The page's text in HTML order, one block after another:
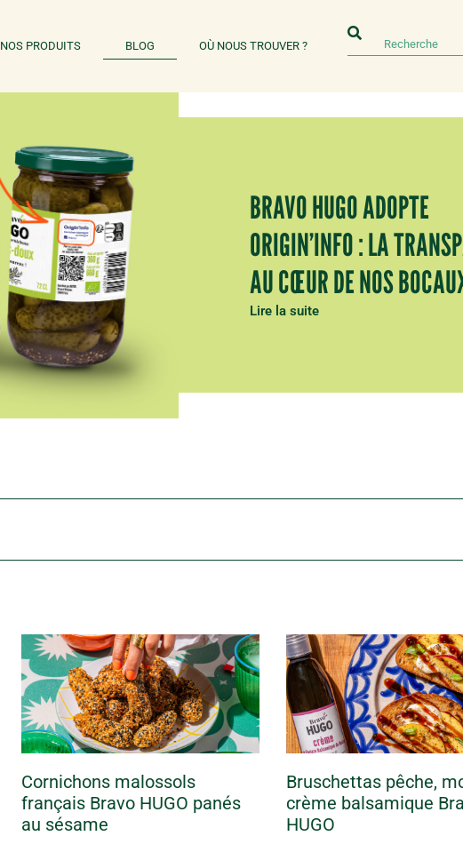
NOS PRODUITS BLOG OÙ NOUS TROUVER ?
BRAVO HUGO ADOPTE
ORIGIN’INFO : LA
AU CŒUR DE NOS
Lire la suite
Cornichons malossols
français Bravo HUGO panés
au sésame
Bruschettas pêche,
crème balsamique
HUGO